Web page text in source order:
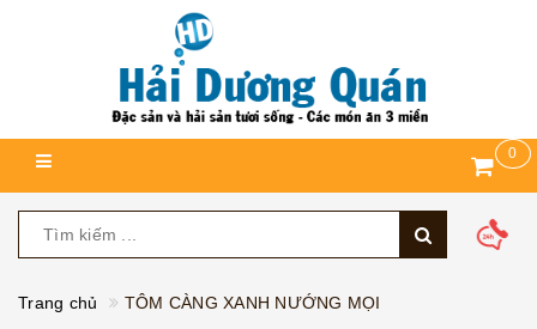
0
Trang chủ TÔM CÀNG XANH NƯỚNG MỌI